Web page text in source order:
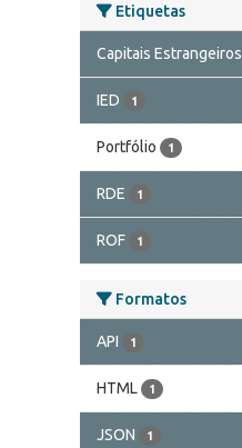
Etiquetas
Capitais Estrangeiros
IED 1
Portfólio 1
RDE 1
ROF 1
Formatos
API 1
HTML 1
JSON 1